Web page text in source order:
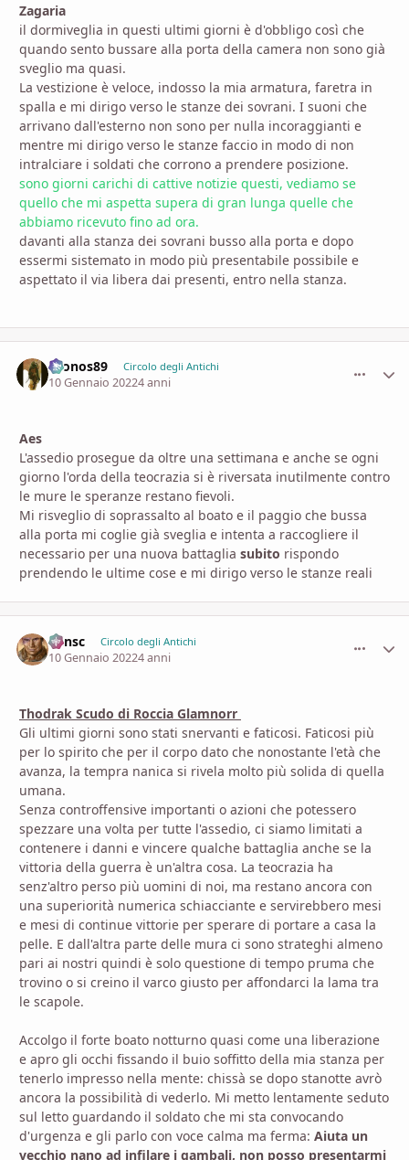
Zagaria
il dormiveglia in questi ultimi giorni è d'obbligo così che
quando sento bussare alla porta della camera non sono già
sveglio ma quasi.
La vestizione è veloce, indosso la mia armatura, faretra in
spalla e mi dirigo verso le stanze dei sovrani. I suoni che
arrivano dall'esterno non sono per nulla incoraggianti e
mentre mi dirigo verso le stanze faccio in modo di non
intralciare i soldati che corrono a prendere posizione.
sono giorni carichi di cattive notizie questi, vediamo se
quello che mi aspetta supera di gran lunga quelle che
abbiamo ricevuto fino ad ora.
davanti alla stanza dei sovrani busso alla porta e dopo
essermi sistemato in modo più presentabile possibile e
aspettato il via libera dai presenti, entro nella stanza.
Cronos89 Circolo degli Antichi
10 Gennaio 20224 anni
Aes
L'assedio prosegue da oltre una settimana e anche se ogni
giorno l'orda della teocrazia si è riversata inutilmente contro
le mure le speranze restano fievoli.
Mi risveglio di soprassalto al boato e il paggio che bussa
alla porta mi coglie già sveglia e intenta a raccogliere il
necessario per una nuova battaglia subito rispondo
prendendo le ultime cose e mi dirigo verso le stanze reali
Minsc Circolo degli Antichi
10 Gennaio 20224 anni
Thodrak Scudo di Roccia Glamnorr
Gli ultimi giorni sono stati snervanti e faticosi. Faticosi più
per lo spirito che per il corpo dato che nonostante l'età che
avanza, la tempra nanica si rivela molto più solida di quella
umana.
Senza controffensive importanti o azioni che potessero
spezzare una volta per tutte l'assedio, ci siamo limitati a
contenere i danni e vincere qualche battaglia anche se la
vittoria della guerra è un'altra cosa. La teocrazia ha
senz'altro perso più uomini di noi, ma restano ancora con
una superiorità numerica schiacciante e servirebbero mesi
e mesi di continue vittorie per sperare di portare a casa la
pelle. E dall'altra parte delle mura ci sono strateghi almeno
pari ai nostri quindi è solo questione di tempo pruma che
trovino o si creino il varco giusto per affondarci la lama tra
le scapole.
Accolgo il forte boato notturno quasi come una liberazione
e apro gli occhi fissando il buio soffitto della mia stanza per
tenerlo impresso nella mente: chissà se dopo stanotte avrò
ancora la possibilità di vederlo. Mi metto lentamente seduto
sul letto guardando il soldato che mi sta convocando
d'urgenza e gli parlo con voce calma ma ferma: Aiuta un
vecchio nano ad infilare i gambali, non posso presentarmi